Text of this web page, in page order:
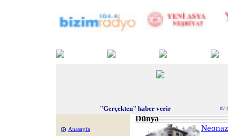
"Gerçekten" haber verir 07
Anasayfa
Dünya